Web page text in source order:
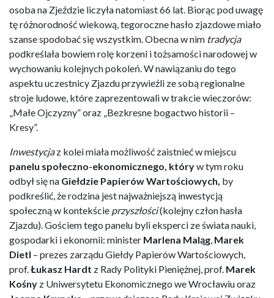
osoba na Zjeździe liczyła natomiast 66 lat. Biorąc pod uwagę
tę różnorodność wiekową, tegoroczne hasło zjazdowe miało
szanse spodobać się wszystkim. Obecna w nim tradycja
podkreślała bowiem rolę korzeni i tożsamości narodowej w
wychowaniu kolejnych pokoleń. W nawiązaniu do tego
aspektu uczestnicy Zjazdu przywieźli ze sobą regionalne
stroje ludowe, które zaprezentowali w trakcie wieczorów:
„Małe Ojczyzny” oraz „Bezkresne bogactwo historii –
Kresy”.
Inwestycjaz kolei miała możliwość zaistnieć w miejscu
panelu społeczno-ekonomicznego, któryw tym roku
odbył się na Giełdzie Papierów Wartościowych, by
podkreślić, że rodzina jest najważniejszą inwestycją
społeczną w kontekście przyszłości(kolejny człon hasła
Zjazdu). Gościem tego panelu byli eksperci ze świata nauki,
gospodarki i ekonomii: minister Marlena Maląg Marek
Dietl – prezes zarządu Giełdy Papierów Wartościowych,
prof. Łukasz Hardt z Rady Polityki Pieniężnej, prof. Marek
Kośny z Uniwersytetu Ekonomicznego we Wrocławiu oraz